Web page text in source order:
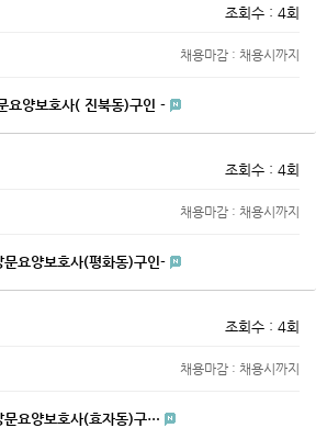
조회수 : 4회
채용마감 : 채용시까지
요양보호사( 진북동)구인 -
조회수 : 4회
채용마감 : 채용시까지
요양보호사(평화동)구인-
조회수 : 4회
채용마감 : 채용시까지
문요양보호사(효자동)구…